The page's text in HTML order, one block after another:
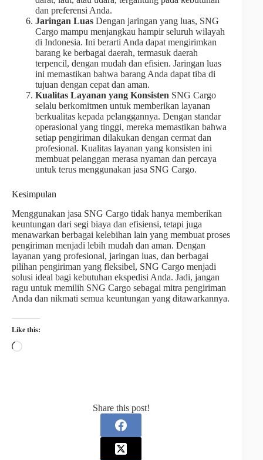
dan preferensi Anda.
Jaringan Luas Dengan jaringan yang luas, SNG
Cargo mampu menjangkau hampir seluruh wilayah
di Indonesia. Ini berarti Anda dapat mengirimkan
barang ke berbagai daerah, termasuk daerah
terpencil, dengan mudah dan efisien. Jaringan luas
ini memastikan bahwa barang Anda dapat tiba di
tujuan dengan cepat dan aman.
Kualitas Layanan yang Konsisten SNG Cargo
selalu berkomitmen untuk memberikan layanan
berkualitas kepada pelanggannya. Dengan standar
operasional yang tinggi, mereka memastikan bahwa
setiap pengiriman dilakukan dengan cermat dan
profesional. Kualitas layanan yang konsisten ini
membuat pelanggan merasa nyaman dan percaya
untuk terus menggunakan jasa SNG Cargo.
Kesimpulan
Menggunakan jasa SNG Cargo tidak hanya memberikan
keuntungan dari segi biaya dan efisiensi, tetapi juga
menawarkan berbagai kelebihan lain yang membuat proses
pengiriman menjadi lebih mudah dan aman. Dengan
layanan yang profesional, jaringan luas, dan berbagai
pilihan pengiriman yang fleksibel, SNG Cargo menjadi
solusi ideal bagi kebutuhan ekspedisi Anda. Jadi, jangan
ragu untuk memilih SNG Cargo sebagai mitra pengiriman
Anda dan nikmati semua keuntungan yang ditawarkannya.
Like this:
Share this post!